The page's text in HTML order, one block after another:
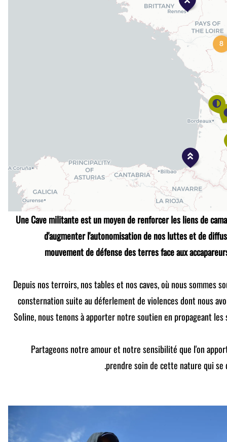
Une Cave militante est un moyen de renforcer les liens de
d'augmenter l'autonomisation de nos luttes et de
mouvement de défense des terresface aux
Depuis nos terroirs, nos tables et nos caves, où nous sommes
consternation suite au déferlement de violences dont nous
Soline, nous tenons à apporter notre soutien en propageant
Partageons notre amour et notre sensibilité que l'on
prendre soin de cette nature qui